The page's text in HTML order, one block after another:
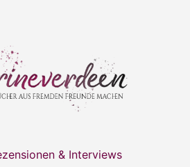
& Interviews